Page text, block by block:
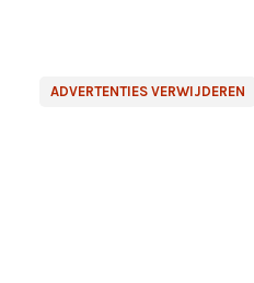
ADVERTENTIES VERWIJDEREN